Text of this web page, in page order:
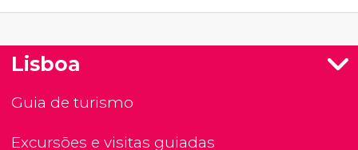
Lisboa
Guia de turismo
Excursões e visitas guiadas